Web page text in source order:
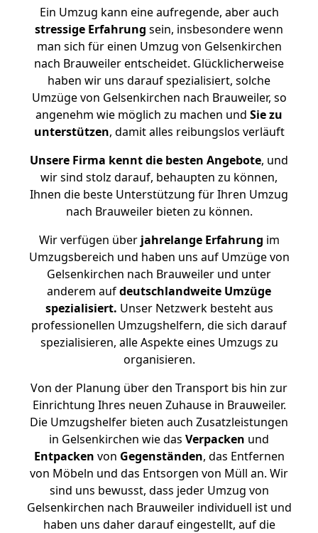
Ein Umzug kann eine aufregende, aber auch
stressige Erfahrung sein, insbesondere wenn
man sich für einen Umzug von Gelsenkirchen
nach Brauweiler entscheidet. Glücklicherweise
haben wir uns darauf spezialisiert, solche
Umzüge von Gelsenkirchen nach Brauweiler, so
angenehm wie möglich zu machen und Sie zu
unterstützen, damit alles reibungslos verläuft
Unsere Firma kennt die besten Angebote, und
wir sind stolz darauf, behaupten zu können,
Ihnen die beste Unterstützung für Ihren Umzug
nach Brauweiler bieten zu können.
Wir verfügen überjahrelange Erfahrung im
Umzugsbereich und haben uns auf Umzüge von
Gelsenkirchen nach Brauweiler und unter
anderem aufdeutschlandweite Umzüge
spezialisiert. Unser Netzwerk besteht aus
professionellen Umzugshelfern, die sich darauf
spezialisieren, alle Aspekte eines Umzugs zu
organisieren.
Von der Planung über den Transport bis hin zur
Einrichtung Ihres neuen Zuhause in Brauweiler.
Die Umzugshelfer bieten auch Zusatzleistungen
in Gelsenkirchen wie das Verpacken und
Entpacken von Gegenständen, das Entfernen
von Möbeln und das Entsorgen von Müll an. Wir
sind uns bewusst, dass jeder Umzug von
Gelsenkirchen nach Brauweiler individuell ist und
haben uns daher darauf eingestellt, auf die